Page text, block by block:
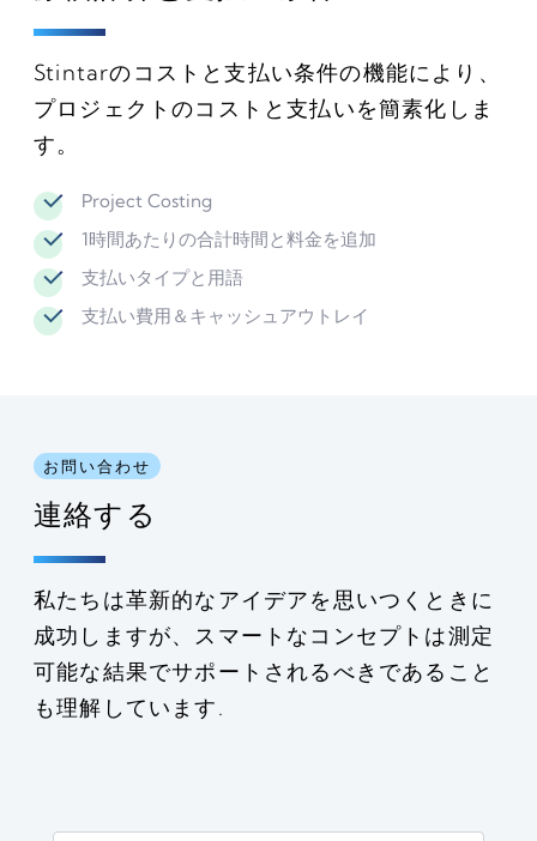
Stintarのコストと支払い条件の機能により、
プロジェクトのコストと支払いを簡素化しま
す。
Project Costing
1時間あたりの合計時間と料金を追加
支払いタイプと用語
支払い費用＆キャッシュアウトレイ
お問い合わせ
連絡する
私たちは革新的なアイデアを思いつくときに
成功しますが、スマートなコンセプトは測定
可能な結果でサポートされるべきであること
も理解しています.